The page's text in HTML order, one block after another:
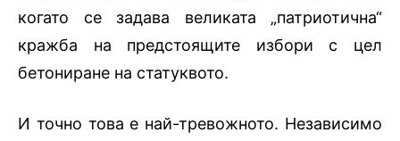
когато се задава великата „патриотична“
кражба на предстоящите избори с цел
бетониране на статуквото.
И точно това е най-тревожното. Независимо